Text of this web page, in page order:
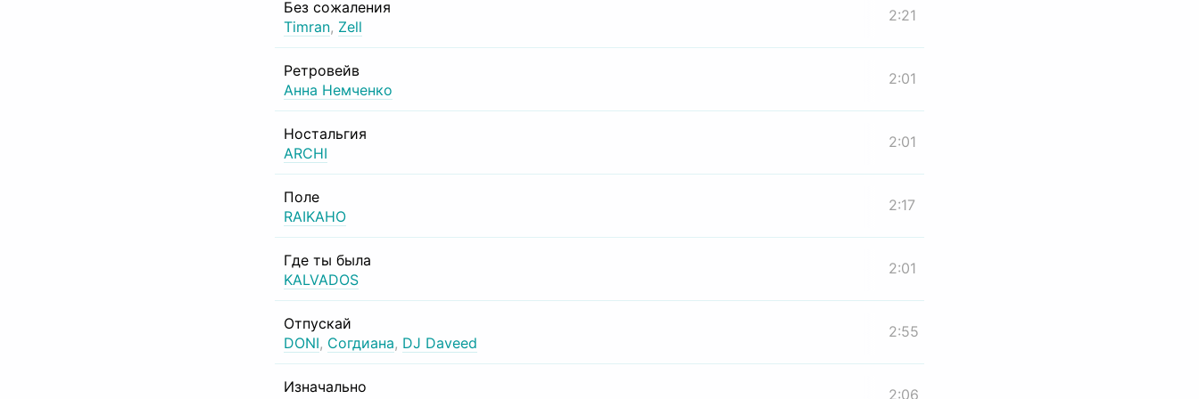
Без сожаления
Timran, Zell
2:21
Ретровейв
Анна Немченко
2:01
Ностальгия
ARCHI
2:01
Поле
RAIKAHO
2:17
Где ты была
KALVADOS
2:01
Отпускай
DONI, Согдиана, DJ Daveed
2:55
Изначально
2:06